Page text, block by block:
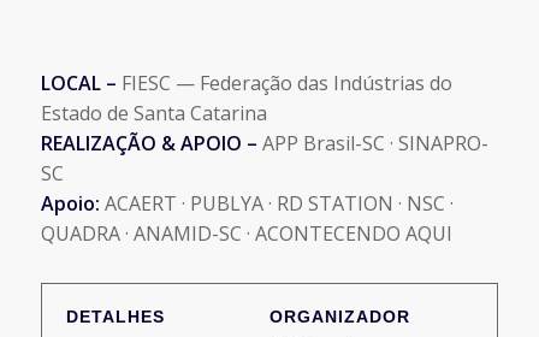
LOCAL – FIESC — Federação das Indústrias do
Estado de Santa Catarina
REALIZAÇÃO & APOIO – APP Brasil-SC · SINAPRO-
SC
Apoio: ACAERT · PUBLYA · RD STATION · NSC ·
QUADRA · ANAMID-SC · ACONTECENDO AQUI
DETALHES ORGANIZADOR